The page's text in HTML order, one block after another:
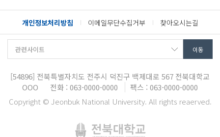
개인정보처리방침 이메일무단수집거부 찾아오시는길
[54896] 전북특별자치도 전주시 덕진구 백제대로 567 전북대학교
OOO
전화 : 063-0000-0000
팩스 : 063-0000-0000
Copyright © Jeonbuk National University. All rights reaerved.